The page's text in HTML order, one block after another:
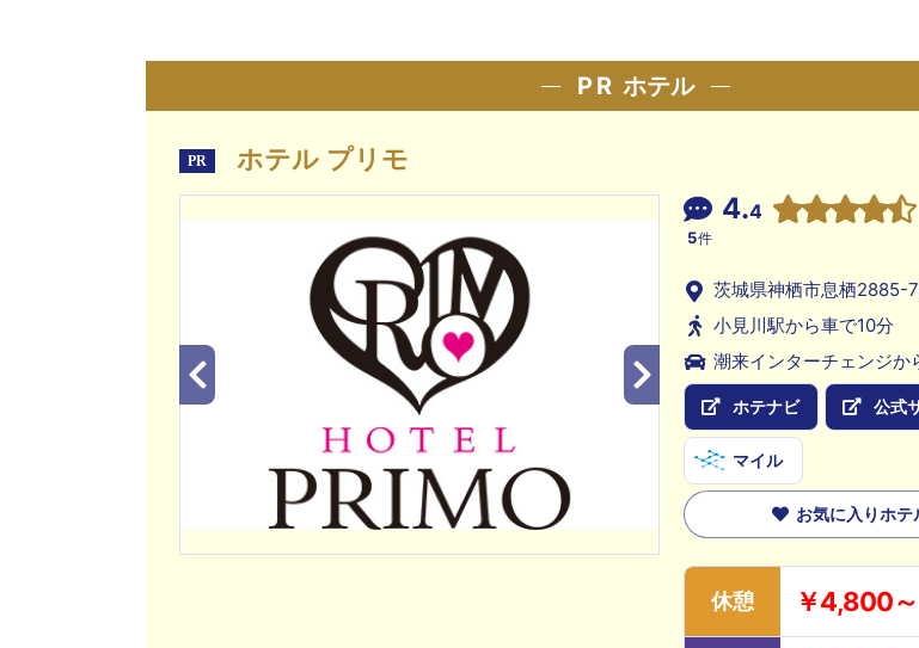
PR ホテル
PR ホテル プリモ
4.4
5件
茨城県神栖市息栖2885-
小見川駅から車で10分
潮来インターチェンジか
ホテナビ 公式
マイル
お気に入りホテ
休憩 ￥4,800～